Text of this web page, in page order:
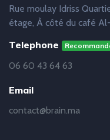
Rue moulay Idriss
étage, À côté du café
Telephone
06 60 43 64 63
Email
contact@brain.ma